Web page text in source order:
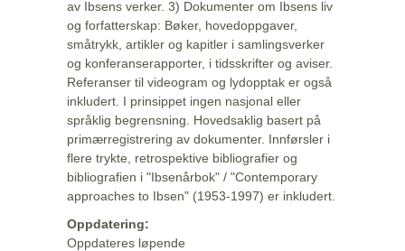
av Ibsens verker. 3) Dokumenter om Ibsens liv
og forfatterskap: Bøker, hovedoppgaver,
småtrykk, artikler og kapitler i samlingsverker
og konferanserapporter, i tidsskrifter og aviser.
Referanser til videogram og lydopptak er også
inkludert. I prinsippet ingen nasjonal eller
språklig begrensning. Hovedsaklig basert på
primærregistrering av dokumenter. Innførsler i
flere trykte, retrospektive bibliografier og
bibliografien i "Ibsenårbok" / "Contemporary
approaches to Ibsen" (1953-1997) er inkludert.
Oppdatering:
Oppdateres løpende